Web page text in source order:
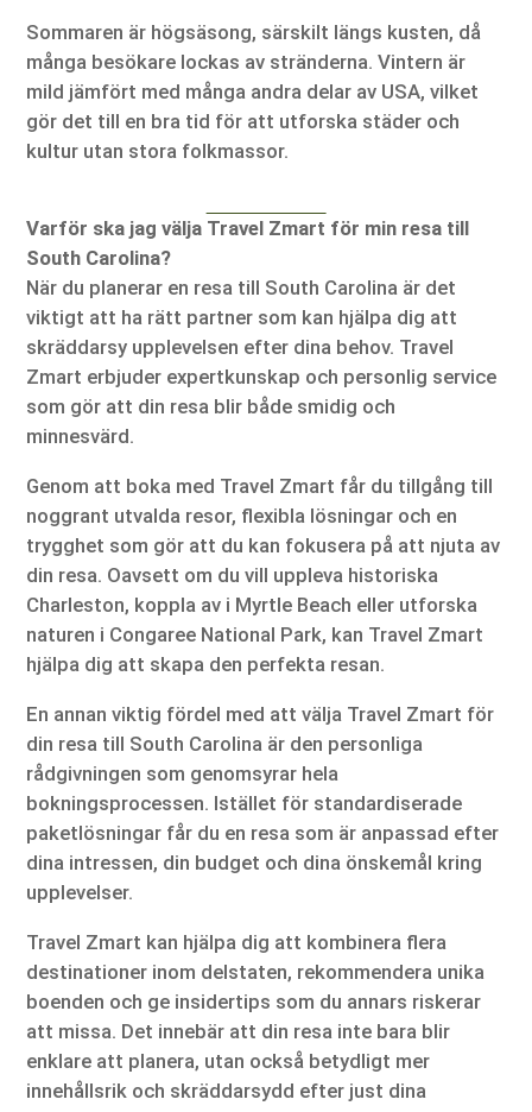
Sommaren är högsäsong, särskilt längs kusten, då
många besökare lockas av stränderna. Vintern är
mild jämfört med många andra delar av USA, vilket
gör det till en bra tid för att utforska städer och
kultur utan stora folkmassor.
Varför ska jag välja Travel Zmart för min resa till
South Carolina?
När du planerar en resa till South Carolina är det
viktigt att ha rätt partner som kan hjälpa dig att
skräddarsy upplevelsen efter dina behov. Travel
Zmart erbjuder expertkunskap och personlig service
som gör att din resa blir både smidig och
minnesvärd.
Genom att boka med Travel Zmart får du tillgång till
noggrant utvalda resor, flexibla lösningar och en
trygghet som gör att du kan fokusera på att njuta av
din resa. Oavsett om du vill uppleva historiska
Charleston, koppla av i Myrtle Beach eller utforska
naturen i Congaree National Park, kan Travel Zmart
hjälpa dig att skapa den perfekta resan.
En annan viktig fördel med att välja Travel Zmart för
din resa till South Carolina är den personliga
rådgivningen som genomsyrar hela
bokningsprocessen. Istället för standardiserade
paketlösningar får du en resa som är anpassad efter
dina intressen, din budget och dina önskemål kring
upplevelser.
Travel Zmart kan hjälpa dig att kombinera flera
destinationer inom delstaten, rekommendera unika
boenden och ge insidertips som du annars riskerar
att missa. Det innebär att din resa inte bara blir
enklare att planera, utan också betydligt mer
innehållsrik och skräddarsydd efter just dina